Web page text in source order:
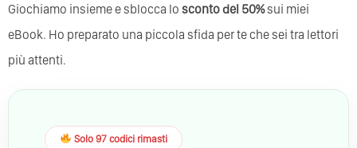
Giochiamo insieme e sblocca lo sconto del 50%sui miei
eBook. Ho preparato una piccola sfida per te che sei tra lettori
più attenti.
Solo 97 codici rimasti